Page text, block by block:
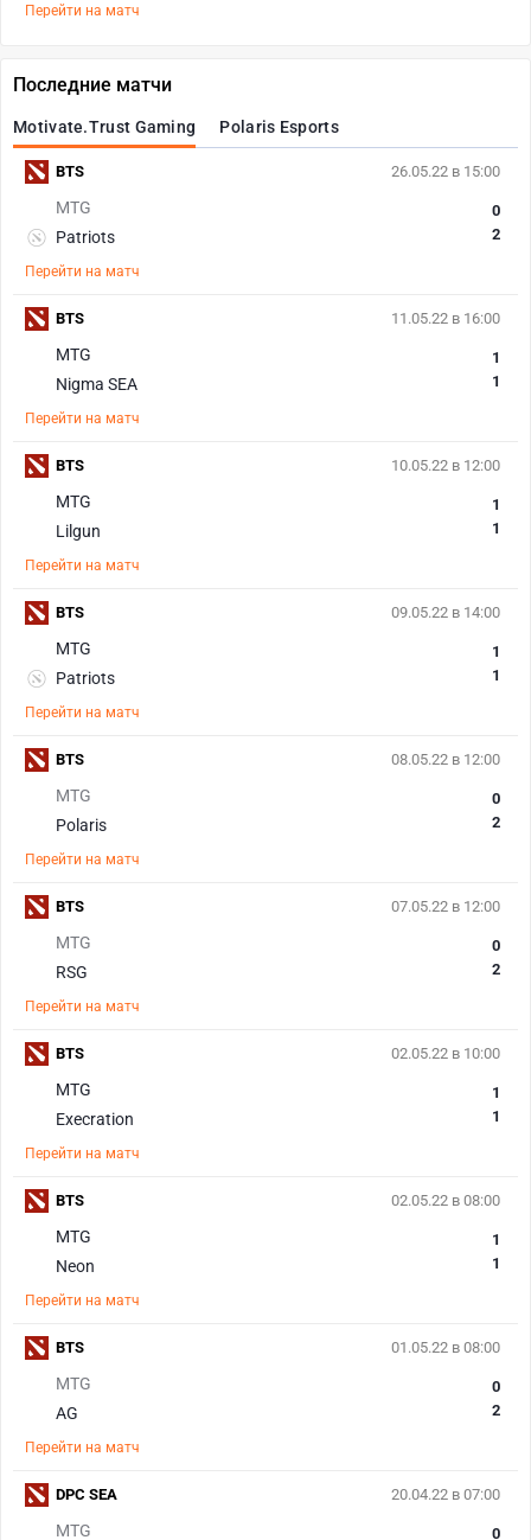
Перейти на матч
Последние матчи
Motivate.Trust Gaming Polaris Esports
26.05.22 в 15:00
MTG
Patriots
0
2
Перейти на матч
BTS
11.05.22 в 16:00
MTG
Nigma SEA
1
1
Перейти на матч
BTS
10.05.22 в 12:00
MTG
Lilgun
1
1
Перейти на матч
BTS
09.05.22 в 14:00
MTG
Patriots
1
1
Перейти на матч
BTS
08.05.22 в 12:00
MTG
Polaris
0
2
Перейти на матч
BTS
07.05.22 в 12:00
MTG
RSG
0
2
Перейти на матч
BTS
02.05.22 в 10:00
MTG
Execration
1
1
Перейти на матч
BTS
02.05.22 в 08:00
MTG
Neon
1
1
Перейти на матч
BTS
01.05.22 в 08:00
MTG
AG
0
2
Перейти на матч
BTS
20.04.22 в 07:00
MTG
0
DPC SEA